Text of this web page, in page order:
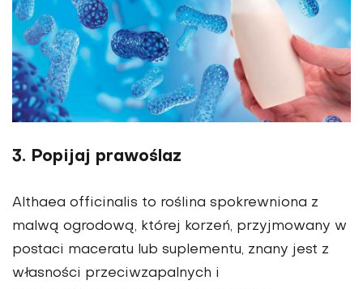
3. Popijaj prawoślaz
Althaea officinalis to roślina spokrewniona z
malwą ogrodową, której korzeń, przyjmowany w
postaci maceratu lub suplementu, znany jest z
własności przeciwzapalnych i